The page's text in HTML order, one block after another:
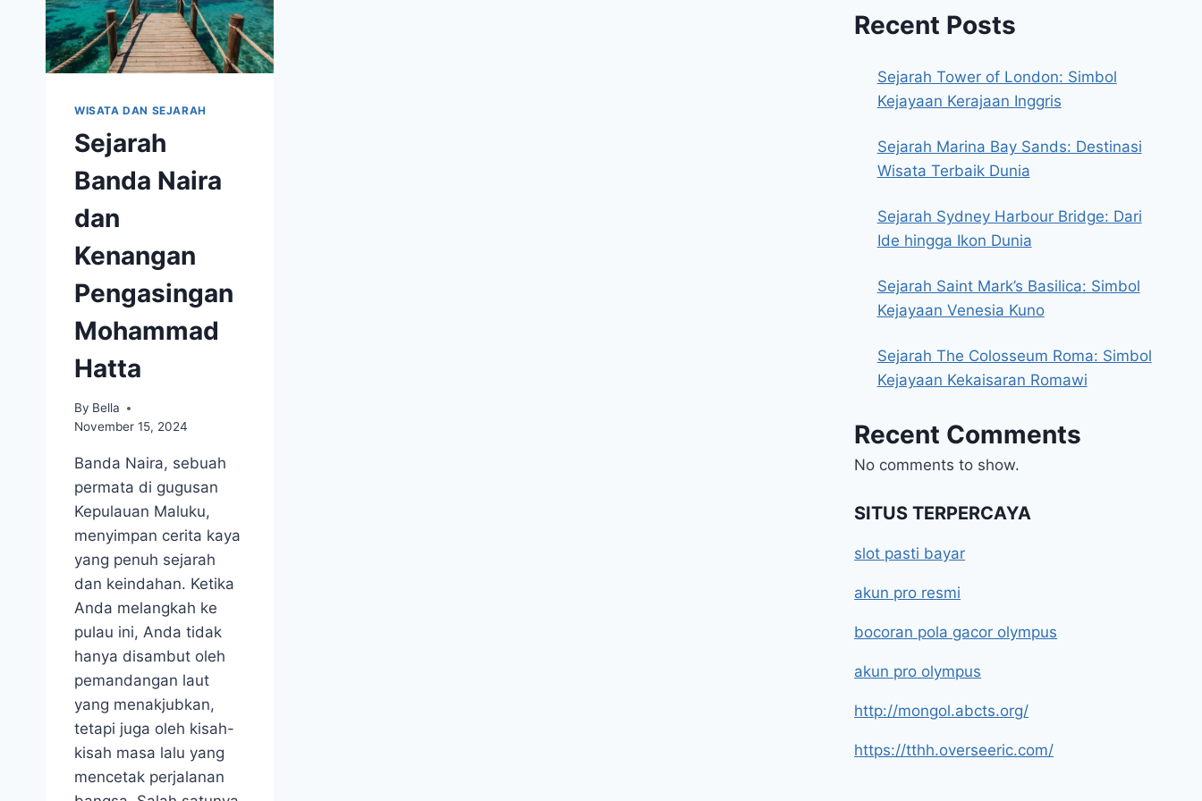
WISATA DAN SEJARAH
Sejarah
Banda Naira
dan
Kenangan
Pengasingan
Mohammad
Hatta
By Bella
November 15, 2024
Banda Naira, sebuah
permata di gugusan
Kepulauan Maluku,
menyimpan cerita kaya
yang penuh sejarah
dan keindahan. Ketika
Anda melangkah ke
pulau ini, Anda tidak
hanya disambut oleh
pemandangan laut
yang menakjubkan,
tetapi juga oleh kisah-
kisah masa lalu yang
mencetak perjalanan
Recent Posts
Sejarah Tower of London: Simbol
Kejayaan Kerajaan Inggris
Sejarah Marina Bay Sands: Destinasi
Wisata Terbaik Dunia
Sejarah Sydney Harbour Bridge: Dari
Ide hingga Ikon Dunia
Sejarah Saint Mark’s Basilica: Simbol
Kejayaan Venesia Kuno
Sejarah The Colosseum Roma: Simbol
Kejayaan Kekaisaran Romawi
Recent Comments
No comments to show.
SITUS TERPERCAYA
slot pasti bayar
akun pro resmi
bocoran pola gacor olympus
akun pro olympus
http://mongol.abcts.org/
https://tthh.overseeric.com/